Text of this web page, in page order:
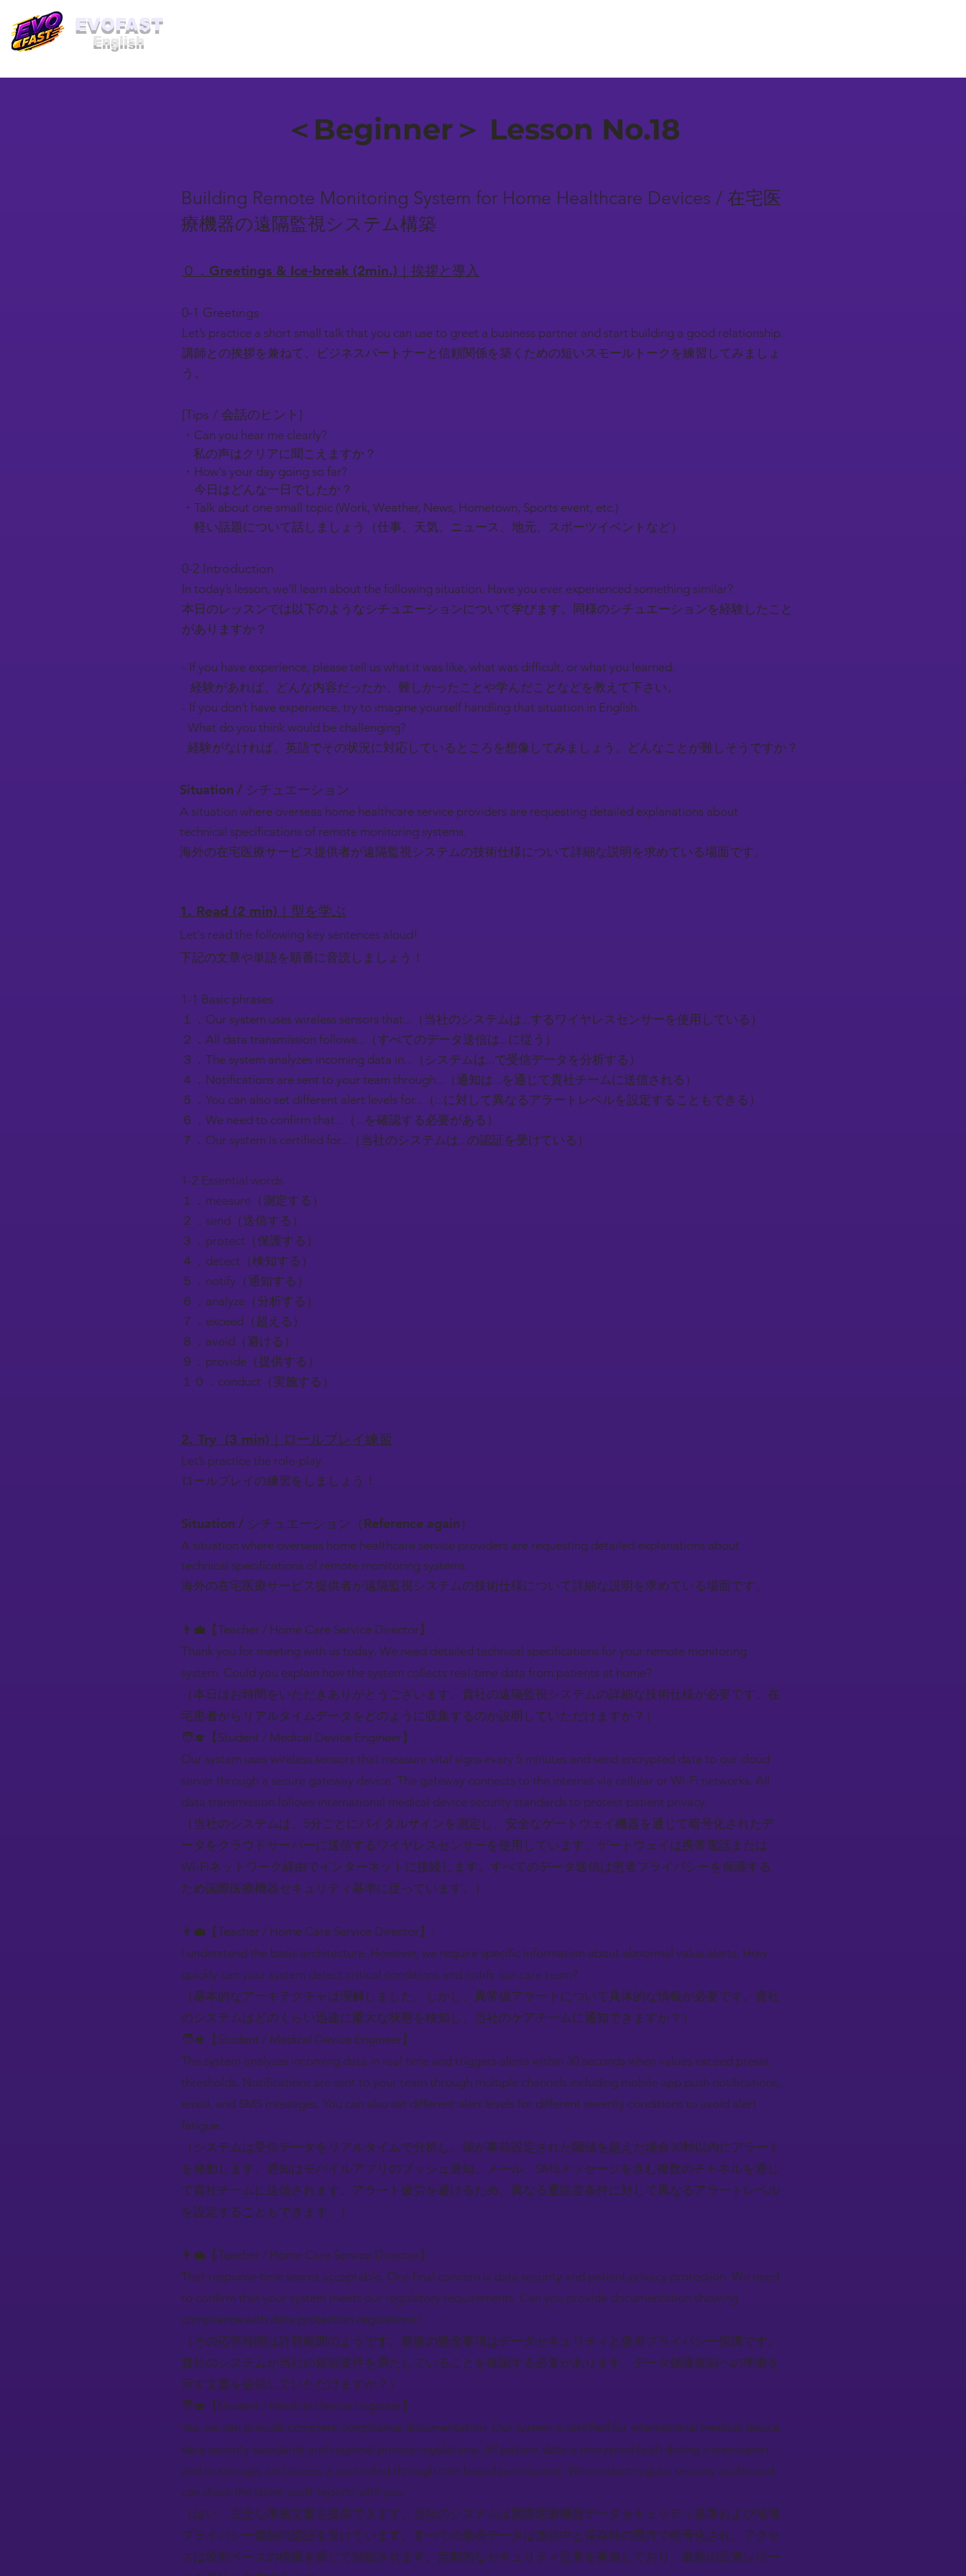
​EVOFAST
English
＜Beginner＞ Lesson No.18
Building Remote Monitoring System for Home Healthcare Devices / 在宅医
療機器の遠隔監視システム構築
０．Greetings & Ice-break (2min.)｜挨拶と導入
0-1 Greetings
Let’s practice a short small talk that you can use to greet a business partner and start building a good relationship.
講師との挨拶を兼ねて、ビジネスパートナーと信頼関係を築くための短いスモールトークを練習してみましょ
う。
[Tips / 会話のヒント]
・Can you hear me clearly?
私の声はクリアに聞こえますか？
・How's your day going so far?
今日はどんな一日でしたか？
・Talk about one small topic (Work, Weather, News, Hometown, Sports event, etc.)
軽い話題について話しましょう（仕事、天気、ニュース、地元、スポーツイベントなど）
0-2 Introduction​
In today’s lesson, we’ll learn about the following situation. Have you ever experienced something similar?
本日のレッスンでは以下のようなシチュエーションについて学びます。同様のシチュエーションを経験したこと
がありますか？​
- If you have experience, please tell us what it was like, what was difficult, or what you learned.
経験があれば、どんな内容だったか、難しかったことや学んだことなどを教えて下さい。
- If you don’t have experience, try to imagine yourself handling that situation in English.
What do you think would be challenging?
経験がなければ、英語でその状況に対応しているところを想像してみましょう。どんなことが難しそうですか？
Situation / シチュエーション
A situation where overseas home healthcare service providers are requesting detailed explanations about
technical specifications of remote monitoring systems.
海外の在宅医療サービス提供者が遠隔監視システムの技術仕様について詳細な説明を求めている場面です。
1. Read (2 min)｜型を学ぶ
Let's read the following key sentences aloud!
下記の文章や単語を順番に音読しましょう！
1-1 Basic phrases
１．Our system uses wireless sensors that...（当社のシステムは...するワイヤレスセンサーを使用している）
２．All data transmission follows...（すべてのデータ送信は...に従う）
３．The system analyzes incoming data in...（システムは...で受信データを分析する）
４．Notifications are sent to your team through...（通知は...を通じて貴社チームに送信される）
５．You can also set different alert levels for...（...に対して異なるアラートレベルを設定することもできる）
６．We need to confirm that...（...を確認する必要がある）
７．Our system is certified for...（当社のシステムは...の認証を受けている）
1-2 Essential words
１．measure（測定する）
２．send（送信する）
３．protect（保護する）
４．detect（検知する）
５．notify（通知する）
６．analyze（分析する）
７．exceed（超える）
８．avoid（避ける）
９．provide（提供する）
１０．conduct（実施する）
2. Try (3 min)｜ロールプレイ練習
Let’s practice the role-play.
ロールプレイの練習をしましょう！
Situation / シチュエーション（Reference again）
A situation where overseas home healthcare service providers are requesting detailed explanations about
technical specifications of remote monitoring systems.
海外の在宅医療サービス提供者が遠隔監視システムの技術仕様について詳細な説明を求めている場面です。
👨‍💼【Teacher / Home Care Service Director】:
Thank you for meeting with us today. We need detailed technical specifications for your remote monitoring
system. Could you explain how the system collects real-time data from patients at home?
（本日はお時間をいただきありがとうございます。貴社の遠隔監視システムの詳細な技術仕様が必要です。在
宅患者からリアルタイムデータをどのように収集するのか説明していただけますか？）
🧑‍🎓【Student / Medical Device Engineer】:
Our system uses wireless sensors that measure vital signs every 5 minutes and send encrypted data to our cloud
server through a secure gateway device. The gateway connects to the internet via cellular or Wi-Fi networks. All
data transmission follows international medical device security standards to protect patient privacy.
（当社のシステムは、5分ごとにバイタルサインを測定し、安全なゲートウェイ機器を通じて暗号化されたデ
ータをクラウドサーバーに送信するワイヤレスセンサーを使用しています。ゲートウェイは携帯電話または
Wi-Fiネットワーク経由でインターネットに接続します。すべてのデータ送信は患者プライバシーを保護する
ため国際医療機器セキュリティ基準に従っています。）
👨‍💼【Teacher / Home Care Service Director】:
I understand the basic architecture. However, we require specific information about abnormal value alerts. How
quickly can your system detect critical conditions and notify our care team?
（基本的なアーキテクチャは理解しました。しかし、異常値アラートについて具体的な情報が必要です。貴社
のシステムはどのくらい迅速に重大な状態を検知し、当社のケアチームに通知できますか？）
🧑‍🎓【Student / Medical Device Engineer】:
The system analyzes incoming data in real time and triggers alerts within 30 seconds when values exceed preset
thresholds. Notifications are sent to your team through multiple channels including mobile app push notifications,
email, and SMS messages. You can also set different alert levels for different severity conditions to avoid alert
fatigue.
（システムは受信データをリアルタイムで分析し、値が事前設定された閾値を超えた場合30秒以内にアラート
を発動します。通知はモバイルアプリのプッシュ通知、メール、SMSメッセージを含む複数のチャネルを通じ
て貴社チームに送信されます。アラート疲労を避けるため、異なる重症度条件に対して異なるアラートレベル
を設定することもできます。）
👨‍💼【Teacher / Home Care Service Director】:
That response time seems acceptable. One final concern is data security and patient privacy protection. We need
to confirm that your system meets our regulatory requirements. Can you provide documentation showing
compliance with data protection regulations?
（その応答時間は許容範囲のようです。最後の懸念事項はデータセキュリティと患者プライバシー保護です。
貴社のシステムが当社の規制要件を満たしていることを確認する必要があります。データ保護規制への準拠を
示す文書を提供していただけますか？）
🧑‍🎓【Student / Medical Device Engineer】:
Yes, we can provide complete compliance documentation. Our system is certified for international medical device
data security standards and regional privacy regulations. All patient data is encrypted both during transmission
and at storage, and access is controlled through role-based permissions. We conduct regular security audits and
can share the latest audit reports with you.
（はい、完全な準拠文書を提供できます。当社のシステムは国際医療機器データセキュリティ基準および地域
プライバシー規制の認証を受けています。すべての患者データは送信中と保存時の両方で暗号化され、アクセ
スは役割ベースの権限を通じて制御されます。定期的なセキュリティ監査を実施しており、最新の監査レポー